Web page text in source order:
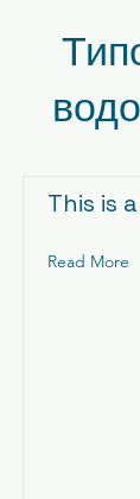
This is
Read More